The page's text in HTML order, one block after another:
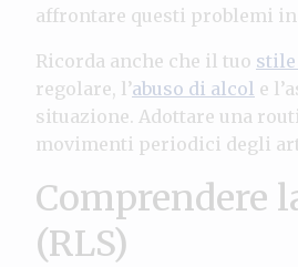
affrontare questi problemi
Ricorda anche che il tuo
regolare, l’abuso di alcol e
situazione. Adottare una
movimenti periodici degli
Comprendere
(RLS)